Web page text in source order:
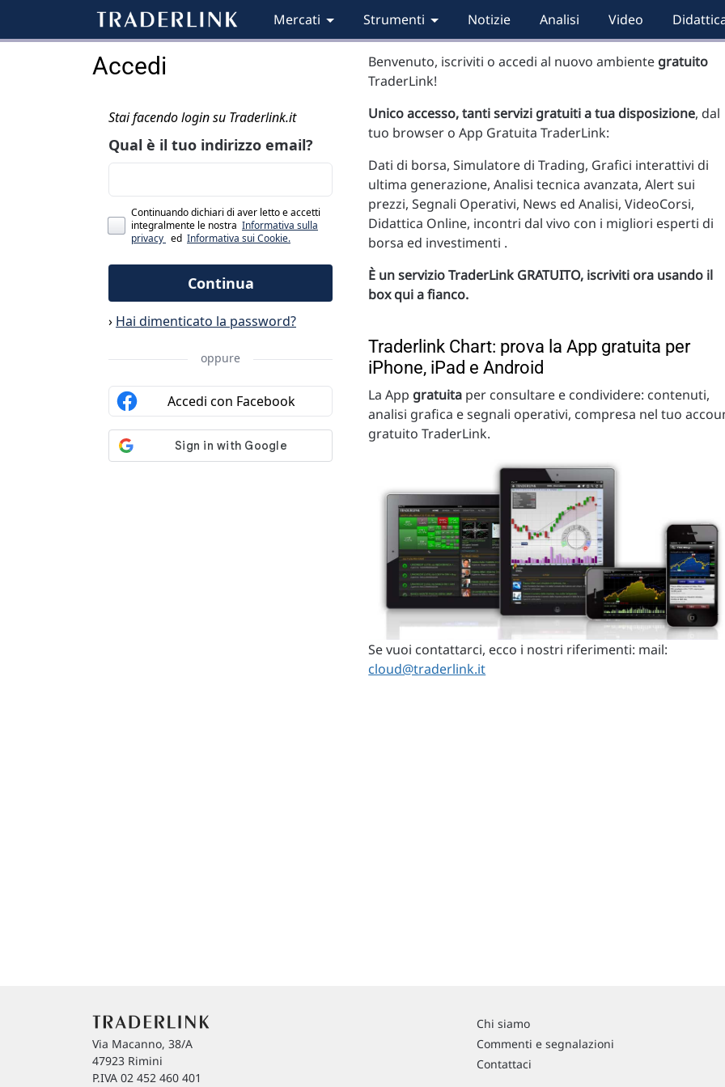
Mercati Strumenti Notizie Analisi Video
Accedi Benvenuto, iscriviti o accedi al nuovo ambiente gratuito
TraderLink!
Unico accesso, tanti servizi gratuiti a tua disposizione, dal
tuo browser o App Gratuita TraderLink:
Dati di borsa, Simulatore di Trading, Grafici interattivi di
ultima generazione, Analisi tecnica avanzata, Alert sui
prezzi, Segnali Operativi, News ed Analisi, VideoCorsi,
Didattica Online, incontri dal vivo con i migliori esperti di
borsa ed investimenti .
È un servizio TraderLink GRATUITO, iscriviti ora usando il
box qui a fianco.
Traderlink Chart: prova la App gratuita per
iPhone, iPad e Android
La App gratuita per consultare e condividere: contenuti,
analisi grafica e segnali operativi, compresa nel tuo
gratuito TraderLink.
Se vuoi contattarci, ecco i nostri riferimenti: mail:
cloud@traderlink.it
Via Macanno, 38/A
47923 Rimini
P.IVA 02 452 460 401
Chi siamo
Commenti e segnalazioni
Contattaci